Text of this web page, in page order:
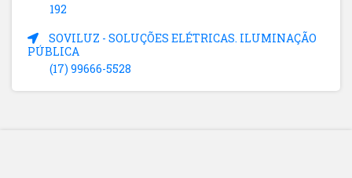
192
SOVILUZ - SOLUÇÕES ELÉTRICAS. ILUMINAÇÃO
PÚBLICA
(17) 99666-5528